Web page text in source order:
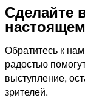
Сделайте
Обратитесь к
радостью
выступление,
зрителей.